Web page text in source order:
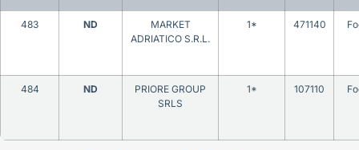
483 ND
MARKET
ADRIATICO S.R.L.
1* 471140
484 ND
PRIORE GROUP
SRLS
1* 107110